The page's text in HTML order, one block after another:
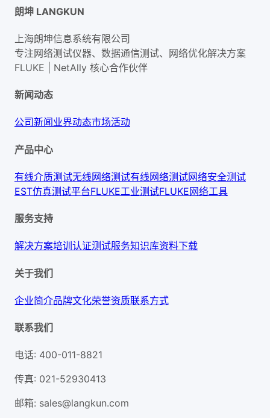
朗坤 LANGKUN
上海朗坤信息系统有限公司
专注网络测试仪器、数据通信测试、网络优化解决方案
FLUKE | NetAlly 核心合作伙伴
新闻动态
公司新闻业界动态市场活动
产品中心
有线介质测试无线网络测试有线网络测试网络安全测试
EST仿真测试平台FLUKE工业测试FLUKE网络工具
服务支持
解决方案培训认证测试服务知识库资料下载
关于我们
企业简介品牌文化荣誉资质联系方式
联系我们
电话: 400-011-8821
传真: 021-52930413
邮箱: sales@langkun.com